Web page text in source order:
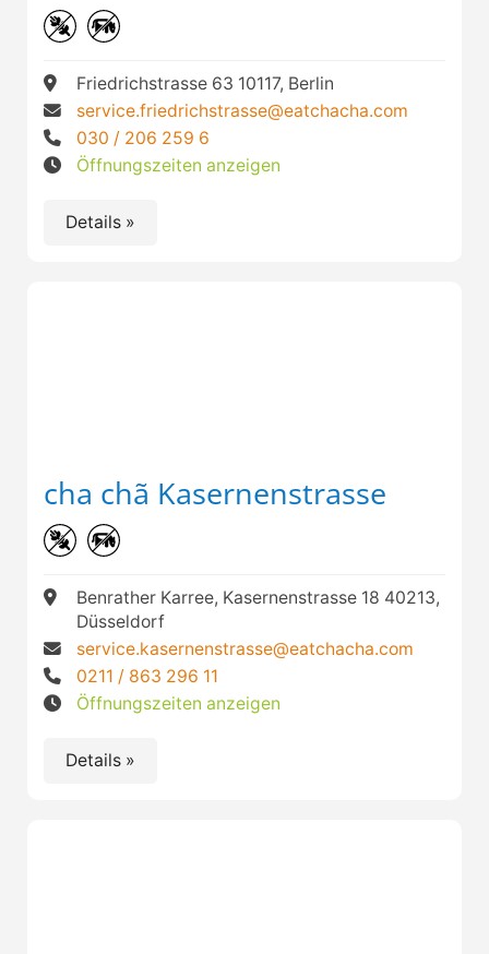
Friedrichstrasse 63 10117, Berlin
service.friedrichstrasse@eatchacha.com
030 / 206 259 6
Öffnungszeiten anzeigen
Details »
cha chã Kasernenstrasse
Benrather Karree, Kasernenstrasse 18 40213,
Düsseldorf
service.kasernenstrasse@eatchacha.com
0211 / 863 296 11
Öffnungszeiten anzeigen
Details »